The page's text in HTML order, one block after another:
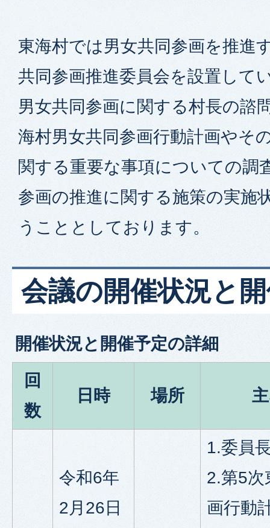
東海村では男女共同参画を推進
共同参画推進委員会を設置して
男女共同参画に関する村長の諮
海村男女共同参画行動計画やそ
関する重要な事項についての調
参画の推進に関する施策の実施
うこととしております。
会議の開催状況と
開催状況と開催予定の詳細
回
数
日時 場所
令和6年
2月26日
1.委員
2.第5次
画行動